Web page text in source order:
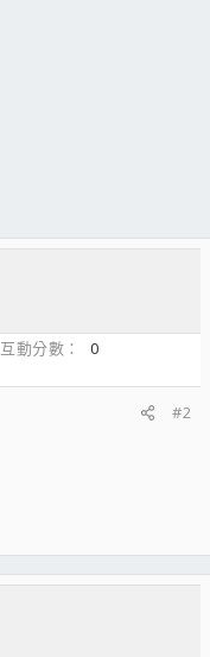
互動分數
0
#2